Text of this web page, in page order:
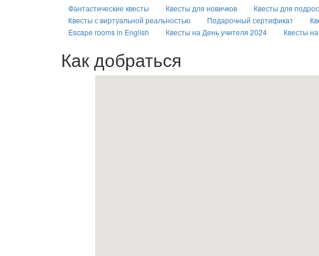
Фантастические квесты Квесты для новичков Квесты для
Квесты с виртуальной реальностью
Подарочный сертификат
Escape rooms in English
Квесты на День учителя 2024 Квесты
Как добраться